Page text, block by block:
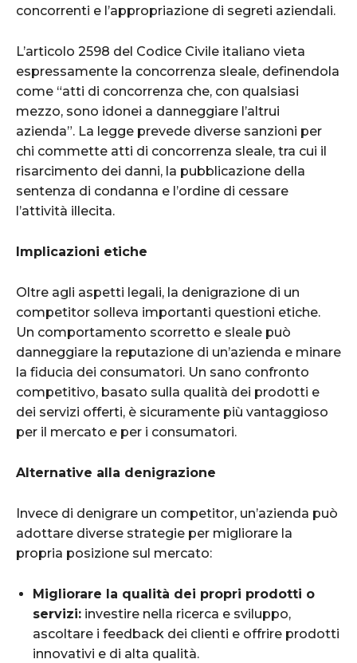
concorrenti e l’appropriazione di segreti aziendali.
L’articolo 2598 del Codice Civile italiano vieta
espressamente la concorrenza sleale, definendola
come “atti di concorrenza che, con qualsiasi
mezzo, sono idonei a danneggiare l’altrui
azienda”. La legge prevede diverse sanzioni per
chi commette atti di concorrenza sleale, tra cui il
risarcimento dei danni, la pubblicazione della
sentenza di condanna e l’ordine di cessare
l’attività illecita.
Implicazioni etiche
Oltre agli aspetti legali, la denigrazione di un
competitor solleva importanti questioni etiche.
Un comportamento scorretto e sleale può
danneggiare la reputazione di un’azienda e minare
la fiducia dei consumatori. Un sano confronto
competitivo, basato sulla qualità dei prodotti e
dei servizi offerti, è sicuramente più vantaggioso
per il mercato e per i consumatori.
Alternative alla denigrazione
Invece di denigrare un competitor, un’azienda può
adottare diverse strategie per migliorare la
propria posizione sul mercato:
Migliorare la qualità dei propri prodotti o
servizi: investire nella ricerca e sviluppo,
ascoltare i feedback dei clienti e offrire prodotti
innovativi e di alta qualità.